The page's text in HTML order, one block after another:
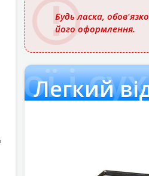
Будь ласка,
його оформлення.
і